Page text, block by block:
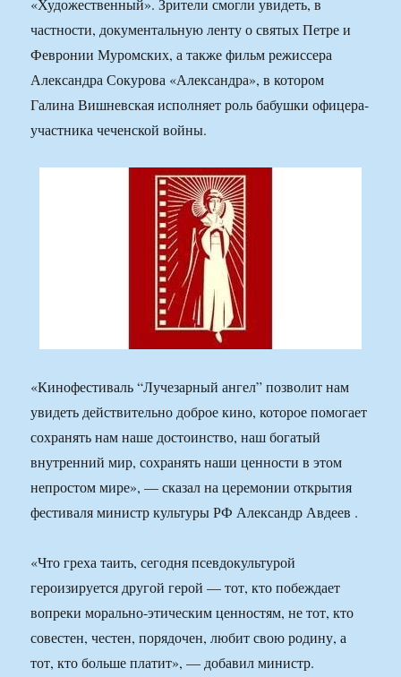
«Художественный». Зрители смогли увидеть, в
частности, документальную ленту о святых Петре и
Февронии Муромских, а также фильм режиссера
Александра Сокурова «Александра», в котором
Галина Вишневская исполняет роль бабушки офицера-
участника чеченской войны.
«Кинофестиваль “Лучезарный ангел” позволит нам
увидеть действительно доброе кино, которое помогает
сохранять нам наше достоинство, наш богатый
внутренний мир, сохранять наши ценности в этом
непростом мире», — сказал на церемонии открытия
фестиваля министр культуры РФ Александр Авдеев .
«Что греха таить, сегодня псевдокультурой
героизируется другой герой — тот, кто побеждает
вопреки морально-этическим ценностям, не тот, кто
совестен, честен, порядочен, любит свою родину, а
тот, кто больше платит», — добавил министр.